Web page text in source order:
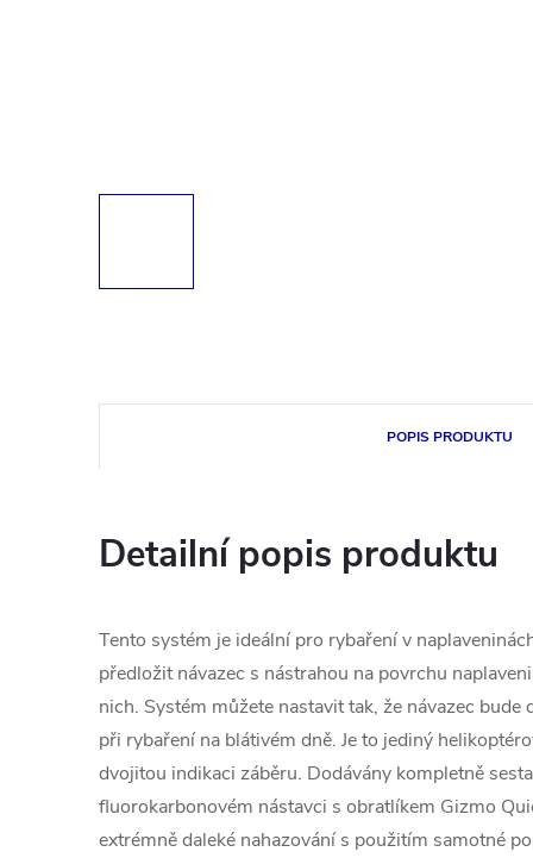
POPIS PRODUKTU
Detailní popis produktu
Tento systém je ideální pro rybaření v
předložit návazec s nástrahou na povrchu
nich. Systém můžete nastavit tak, že návazec bude
při rybaření na blátivém dně. Je to jediný
dvojitou indikaci záběru. Dodávány kompletně
fluorokarbonovém nástavci s obratlíkem Gizmo
extrémně daleké nahazování s použitím samotné